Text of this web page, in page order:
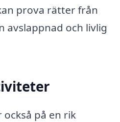
prova rätter från
avslappnad och livlig
på en rik